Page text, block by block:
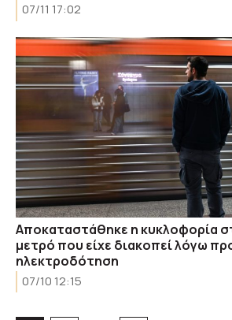
07/11 17:02
Αποκαταστάθηκε η κυκλοφορία
μετρό που είχε διακοπεί λόγω
ηλεκτροδότηση
07/10 12:15